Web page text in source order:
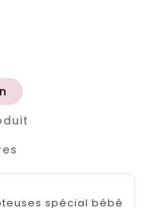
spécial bébé